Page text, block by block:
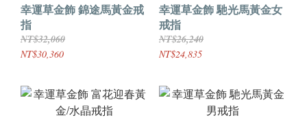
幸運草金飾 錦途馬黃金戒
指
NT$32,060
NT$30,360
幸運草金飾 馳光馬黃金女
戒指
NT$26,240
NT$24,835